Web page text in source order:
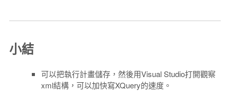
小結
可以把執行計畫儲存，然後用Visual Studio打開觀察
xml結構，可以加快寫XQuery的速度。